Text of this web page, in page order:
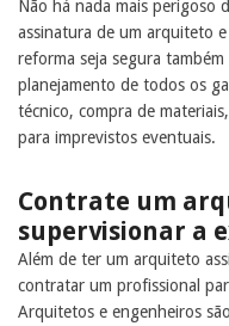
Não há nada mais perigoso
assinatura de um arquiteto
reforma seja segura
planejamento de todos os
técnico, compra de
para imprevistos eventuais.
Contrate um
supervisionar a
Além de ter um arquiteto
contratar um profissional
Arquitetos e engenheiros